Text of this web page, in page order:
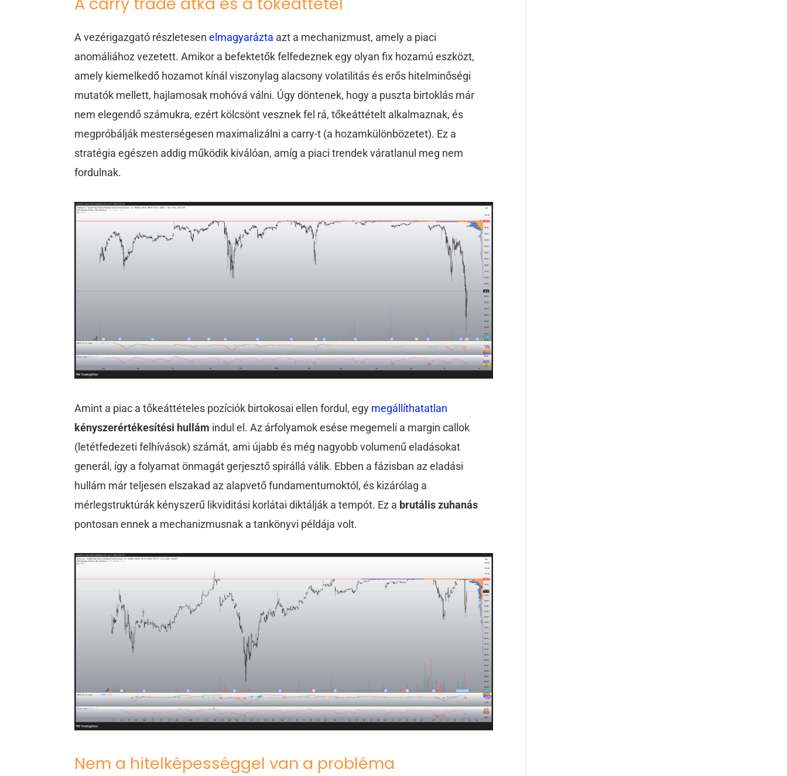
A vezérigazgató részletesenelmagyarázta azt a mechanizmust, amely a piaci
anomáliához vezetett. Amikor a befektetők felfedeznek egy olyan fix hozamú eszközt,
amely kiemelkedő hozamot kínál viszonylag alacsony volatilitás és erős hitelminőségi
mutatók mellett, hajlamosak mohóvá válni. Úgy döntenek, hogy a puszta birtoklás már
nem elegendő számukra, ezért kölcsönt vesznek fel rá, tőkeáttételt alkalmaznak, és
megpróbálják mesterségesen maximalizálni a carry-t (a hozamkülönbözetet). Ez a
stratégia egészen addig működik kiválóan, amíg a piaci trendek váratlanul meg nem
fordulnak.
Amint a piac a tőkeáttételes pozíciók birtokosai ellen fordul, egy megállíthatatlan
kényszerértékesítési hullám indul el. Az árfolyamok esése megemeli a margin callok
(letétfedezeti felhívások) számát, ami újabb és még nagyobb volumenű eladásokat
generál, így a folyamat önmagát gerjesztő spirállá válik. Ebben a fázisban az eladási
hullám már teljesen elszakad az alapvető fundamentumoktól, és kizárólag a
mérlegstruktúrák kényszerű likviditási korlátai diktálják a tempót. Ez a brutális zuhanás
pontosan ennek a mechanizmusnak a tankönyvi példája volt.
Nem a hitelképességgel van a probléma